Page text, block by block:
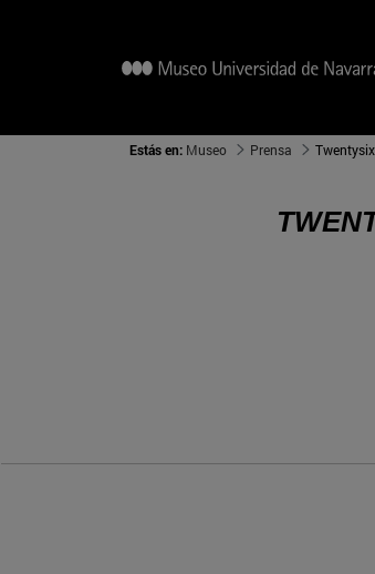
Estás en: Museo Prensa